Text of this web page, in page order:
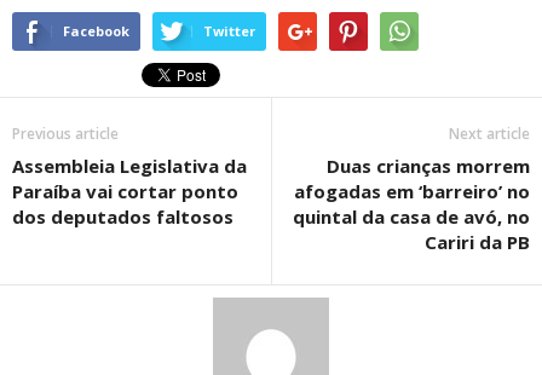
Facebook Twitter
Previous article
Assembleia Legislativa da
Paraíba vai cortar ponto
dos deputados faltosos
Next article
Duas crianças morrem
afogadas em ‘barreiro’ no
quintal da casa de avó, no
Cariri da PB